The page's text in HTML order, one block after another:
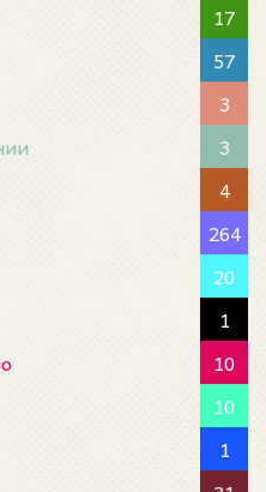
17
57
3
3
4
264
20
1
10
10
1